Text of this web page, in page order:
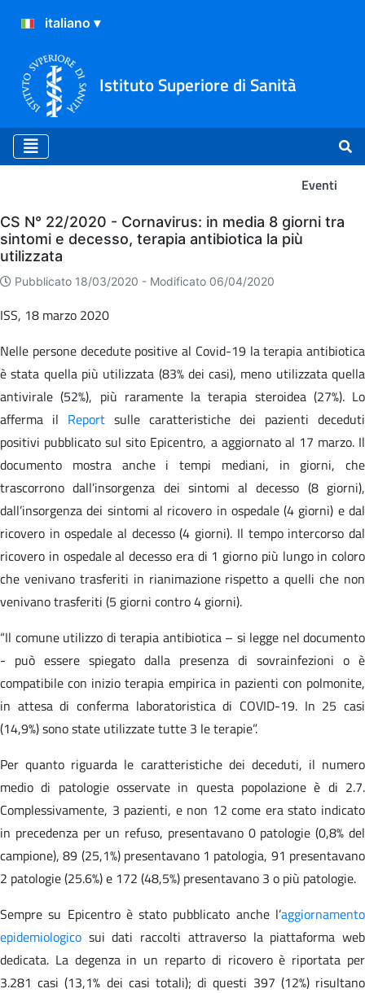
Istituto Superiore di Sanità
Eventi
Eventi
CS N° 22/2020 - Cornavirus: in media 8 giorni tra
sintomi e decesso, terapia antibiotica la più
utilizzata
Pubblicato 18/03/2020 - Modificato 06/04/2020
ISS, 18 marzo 2020
Nelle persone decedute positive al Covid-19 la terapia antibiotica
è stata quella più utilizzata (83% dei casi), meno utilizzata quella
antivirale (52%), più raramente la terapia steroidea (27%). Lo
afferma il Report sulle caratteristiche dei pazienti deceduti
positivi pubblicato sul sito Epicentro, a aggiornato al 17 marzo. Il
documento mostra anche i tempi mediani, in giorni, che
trascorrono dall’insorgenza dei sintomi al decesso (8 giorni),
dall’insorgenza dei sintomi al ricovero in ospedale (4 giorni) e dal
ricovero in ospedale al decesso (4 giorni). Il tempo intercorso dal
ricovero in ospedale al decesso era di 1 giorno più lungo in coloro
che venivano trasferiti in rianimazione rispetto a quelli che non
venivano trasferiti (5 giorni contro 4 giorni).
“Il comune utilizzo di terapia antibiotica – si legge nel documento
- può essere spiegato dalla presenza di sovrainfezioni o è
compatibile con inizio terapia empirica in pazienti con polmonite,
in attesa di conferma laboratoristica di COVID-19. In 25 casi
(14,9%) sono state utilizzate tutte 3 le terapie”.
Per quanto riguarda le caratteristiche dei deceduti, il numero
medio di patologie osservate in questa popolazione è di 2.7.
Complessivamente, 3 pazienti, e non 12 come era stato indicato
in precedenza per un refuso, presentavano 0 patologie (0,8% del
campione), 89 (25,1%) presentavano 1 patologia, 91 presentavano
2 patologie (25.6%) e 172 (48,5%) presentavano 3 o più patologie.
Sempre su Epicentro è stato pubblicato anche l’aggiornamento
epidemiologico sui dati raccolti attraverso la piattaforma web
dedicata. La degenza in un reparto di ricovero è riportata per
3.281 casi (13,1% dei casi totali); di questi 397 (12%) risultano